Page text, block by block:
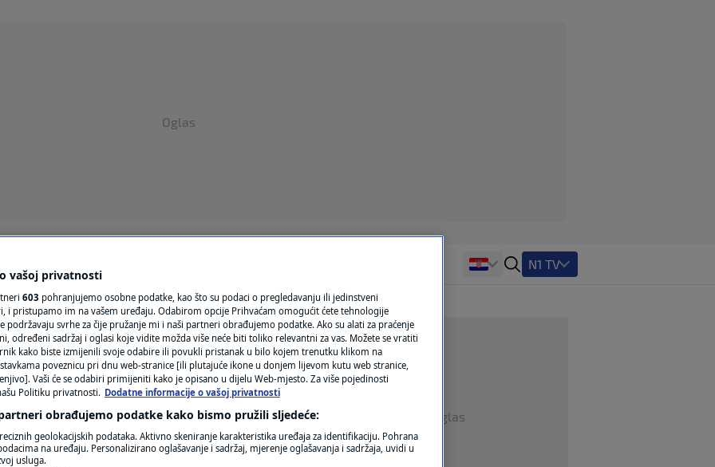
Oglas
N1 TEME
REGIJA
MAGAZIN
N1 KOMENTAR
KOLUMNE
N1 TV
policijska akcija: Uhićeni
koji su drogirali i silovali
dijelili i upute za napade
2
Oglas
vašoj privatnosti
603 pohranjujemo osobne podatke, kao što su podaci o pregledavanju ili jedinstveni
i pristupamo im na vašem uređaju. Odabirom opcije Prihvaćam omogućit ćete tehnologije
podržavaju svrhe za čije pružanje mi i naši partneri obrađujemo podatke. Ako su alati za praćenje
određeni sadržaj i oglasi koje vidite možda više neće biti toliko relevantni za vas. Možete se vratiti
kako biste izmijenili svoje odabire ili povukli pristanak u bilo kojem trenutku klikom na
poveznicu pri dnu web-stranice [ili plutajuće ikone u donjem lijevom kutu web stranice,
Vaši će se odabiri primijeniti kako je opisano u dijelu Web-mjesto. Za više pojedinosti
Politiku privatnosti. Dodatne informacije o vašoj privatnosti
obrađujemo podatke kako bismo pružili sljedeće:
geolokacijskih podataka. Aktivno skeniranje karakteristika uređaja za identifikaciju. Pohrana
na uređaju. Personalizirano oglašavanje i sadržaj, mjerenje oglašavanja i sadržaja, uvidi u
usluga.